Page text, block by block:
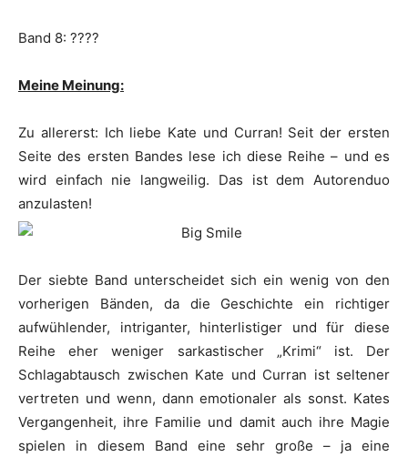
Band 8: ????
Meine Meinung:
Zu allererst: Ich liebe Kate und Curran! Seit der ersten
Seite des ersten Bandes lese ich diese Reihe – und es
wird einfach nie langweilig. Das ist dem Autorenduo
anzulasten!
Der siebte Band unterscheidet sich ein wenig von den
vorherigen Bänden, da die Geschichte ein richtiger
aufwühlender, intriganter, hinterlistiger und für diese
Reihe eher weniger sarkastischer „Krimi“ ist. Der
Schlagabtausch zwischen Kate und Curran ist seltener
vertreten und wenn, dann emotionaler als sonst. Kates
Vergangenheit, ihre Familie und damit auch ihre Magie
spielen in diesem Band eine sehr große – ja eine